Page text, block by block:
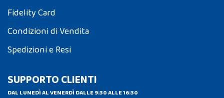
Fidelity Card
Condizioni di Vendita
Spedizioni e Resi
SUPPORTO CLIENTI
DAL LUNEDÌ AL VENERDÌ DALLE 9:30 ALLE 16:30